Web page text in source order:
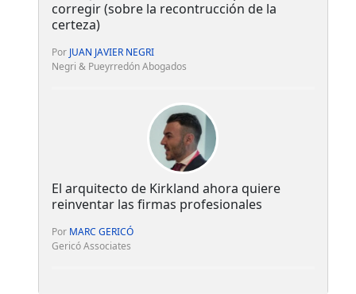
corregir (sobre la recontrucción de la
certeza)
Por JUAN JAVIER NEGRI
Negri & Pueyrredón Abogados
El arquitecto de Kirkland ahora quiere
reinventar las firmas profesionales
Por MARC GERICÓ
Gericó Associates